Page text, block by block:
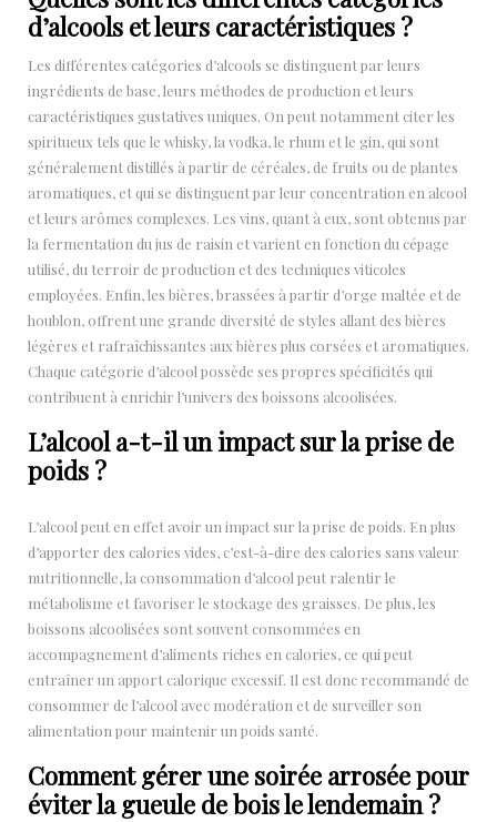
d’alcools et leurs caractéristiques ?
Les différentes catégories d’alcools se distinguent par leurs
ingrédients de base, leurs méthodes de production et leurs
caractéristiques gustatives uniques. On peut notamment citer les
spiritueux tels que le whisky, la vodka, le rhum et le gin, qui sont
généralement distillés à partir de céréales, de fruits ou de plantes
aromatiques, et qui se distinguent par leur concentration en alcool
et leurs arômes complexes. Les vins, quant à eux, sont obtenus par
la fermentation du jus de raisin et varient en fonction du cépage
utilisé, du terroir de production et des techniques viticoles
employées. Enfin, les bières, brassées à partir d’orge maltée et de
houblon, offrent une grande diversité de styles allant des bières
légères et rafraîchissantes aux bières plus corsées et aromatiques.
Chaque catégorie d’alcool possède ses propres spécificités qui
contribuent à enrichir l’univers des boissons alcoolisées.
L’alcool a-t-il un impact sur la prise de
poids ?
L’alcool peut en effet avoir un impact sur la prise de poids. En plus
d’apporter des calories vides, c’est-à-dire des calories sans valeur
nutritionnelle, la consommation d’alcool peut ralentir le
métabolisme et favoriser le stockage des graisses. De plus, les
boissons alcoolisées sont souvent consommées en
accompagnement d’aliments riches en calories, ce qui peut
entraîner un apport calorique excessif. Il est donc recommandé de
consommer de l’alcool avec modération et de surveiller son
alimentation pour maintenir un poids santé.
Comment gérer une soirée arrosée pour
éviter la gueule de bois le lendemain ?